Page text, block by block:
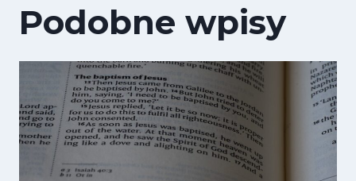
Podobne wpisy